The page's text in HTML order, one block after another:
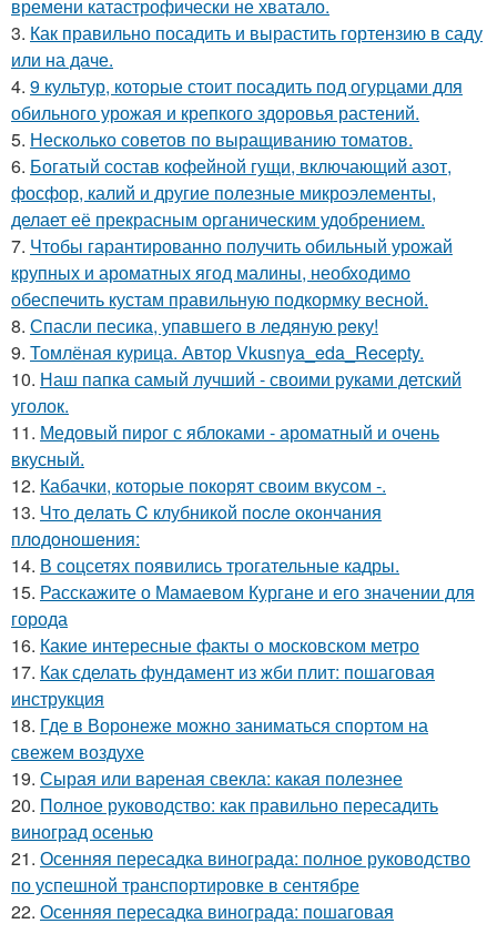
времени катастрофически не хватало.
3. Как правильно посадить и вырастить гортензию в саду
или на даче.
4. 9 культур, которые стоит посадить под огурцами для
обильного урожая и крепкого здоровья растений.
5. Несколько советов по выращиванию томатов.
6. Богатый состав кофейной гущи, включающий азот,
фосфор, калий и другие полезные микроэлементы,
делает её прекрасным органическим удобрением.
7. Чтобы гарантированно получить обильный урожай
крупных и ароматных ягод малины, необходимо
обеспечить кустам правильную подкормку весной.
8. Спасли песика, упaвшего в ледяную рeку!
9. Томлёная курица. Автор Vkusnya_eda_Recepty.
10. Наш папка самый лучший - своими руками детский
уголок.
11. Медовый пирог с яблоками - ароматный и очень
вкусный.
12. Кабачки, которые покорят своим вкусом -.
13. Чтo дeлaть C клубникoй пocлe oкoнчaния
плoдoнoшeния:
14. В соцсетях появились трогательные кадры.
15. Расскажите о Мамаевом Кургане и его значении для
города
16. Какие интересные факты о московском метро
17. Как сделать фундамент из жби плит: пошаговая
инструкция
18. Где в Воронеже можно заниматься спортом на
свежем воздухе
19. Сырая или вареная свекла: какая полезнее
20. Полное руководство: как правильно пересадить
виноград осенью
21. Осенняя пересадка винограда: полное руководство
по успешной транспортировке в сентябре
22. Осенняя пересадка винограда: пошаговая